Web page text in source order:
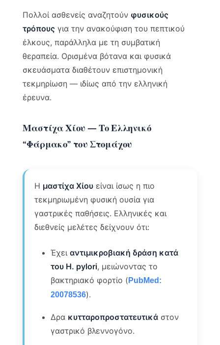
Πολλοί ασθενείς αναζητούν φυσικούς
τρόπους για την ανακούφιση του πεπτικού
έλκους, παράλληλα με τη συμβατική
θεραπεία. Ορισμένα βότανα και φυσικά
σκευάσματα διαθέτουν επιστημονική
τεκμηρίωση — ιδίως από την ελληνική
έρευνα.
Μαστίχα Χίου — Το Ελληνικό
“Φάρμακο” του Στομάχου
Η μαστίχα Χίου είναι ίσως η πιο
τεκμηριωμένη φυσική ουσία για
γαστρικές παθήσεις. Ελληνικές και
διεθνείς μελέτες δείχνουν ότι:
Έχειαντιμικροβιακή δράση κατά
του H. pylori, μειώνοντας το
βακτηριακό φορτίο ( PubMed:
20078536).
Δρα κυτταροπροστατευτικά στον
γαστρικό βλεννογόνο.